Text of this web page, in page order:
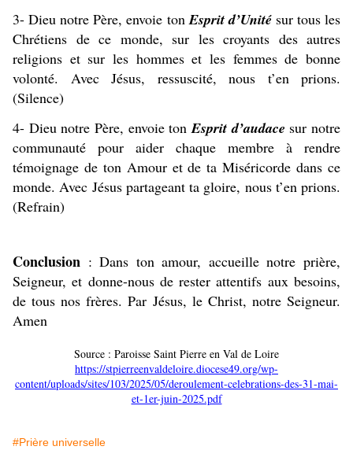
3- Dieu notre Père, envoie tonEsprit d’Unitésur tous les
Chrétiens de ce monde, sur les croyants des autres
religions et sur les hommes et les femmes de bonne
volonté. Avec Jésus, ressuscité, nous t’en prions.
(Silence)
4- Dieu notre Père, envoie tonEsprit d’audace sur notre
communauté pour aider chaque membre à rendre
témoignage de ton Amour et de ta Miséricorde dans ce
monde. Avec Jésus partageant ta gloire, nous t’en prions.
(Refrain)
Conclusion : Dans ton amour, accueille notre prière,
Seigneur, et donne-nous de rester attentifs aux besoins,
de tous nos frères. Par Jésus, le Christ, notre Seigneur.
Amen
Source : Paroisse Saint Pierre en Val de Loire
https://stpierreenvaldeloire.diocese49.org/wp-
content/uploads/sites/103/2025/05/deroulement-celebrations-des-31-mai-
et-1er-juin-2025.pdf
#Prière universelle